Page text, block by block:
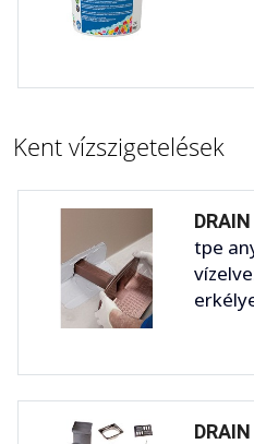
Kent vízszigetelések
tpe